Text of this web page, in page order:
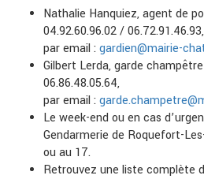
Nathalie Hanquiez, agent de
04.92.60.96.02 / 06.72.91.46.93,
par email : gardien@mairie-
Gilbert Lerda, garde
06.86.48.05.64,
par email :
Le week-end ou en cas
Gendarmerie de Roquefort-
ou au 17.
Retrouvez une liste complète